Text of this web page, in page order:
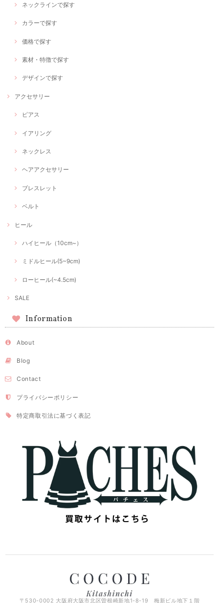
ネックラインで探す
カラーで探す
価格で探す
素材・特徴で探す
デザインで探す
アクセサリー
ピアス
イアリング
ネックレス
ヘアアクセサリー
ブレスレット
ベルト
ヒール
ハイヒール（10cm~）
ミドルヒール(5~9cm)
ローヒール(~4.5cm)
SALE
Information
About
Blog
Contact
プライバシーポリシー
特定商取引法に基づく表記
〒530-0002 大阪府大阪市北区曽根崎新地1-8-19 梅新ビル地下１階